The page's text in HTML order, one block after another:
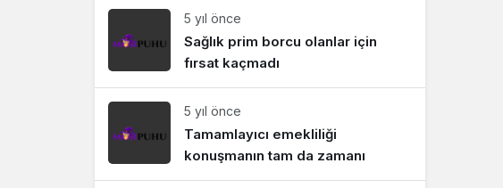
5 yıl önce
Sağlık prim borcu olanlar için
fırsat kaçmadı
5 yıl önce
Tamamlayıcı emekliliği
konuşmanın tam da zamanı